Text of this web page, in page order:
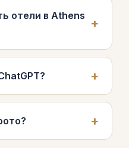
отели в Athens